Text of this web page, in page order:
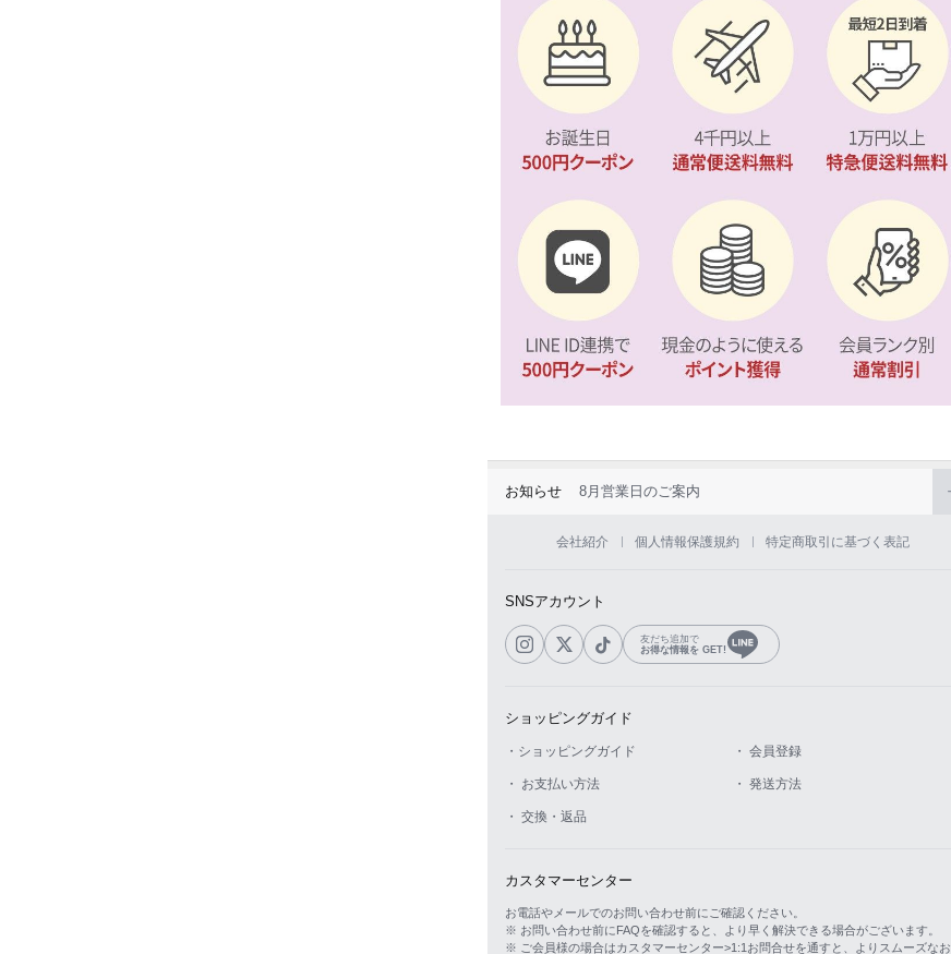
お知らせ 8月営業日のご案内
会社紹介 個人情報保護規約 特定商取引に基づく表記
SNSアカウント
友だち追加で
お得な情報を GET!
ショッピングガイド
・ショッピングガイド ・ 会員登録
・ お支払い方法 ・ 発送方法
・ 交換・返品
カスタマーセンター
お電話やメールでのお問い合わせ前にご確認ください。
※ お問い合わせ前にFAQを確認すると、より早く解決できる場合がございます。
※ ご会員様の場合はカスタマーセンター>1:1お問合せを通すと、よりスムーズなお